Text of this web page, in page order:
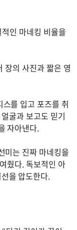
인 마네킹 비율을
장의 사진과 짧은 영
를 입고 포즈를 취
굴과 보고도 믿기
자아낸다.
미는 진짜 마네킹을
줬다. 독보적인 아
을 압도한다.